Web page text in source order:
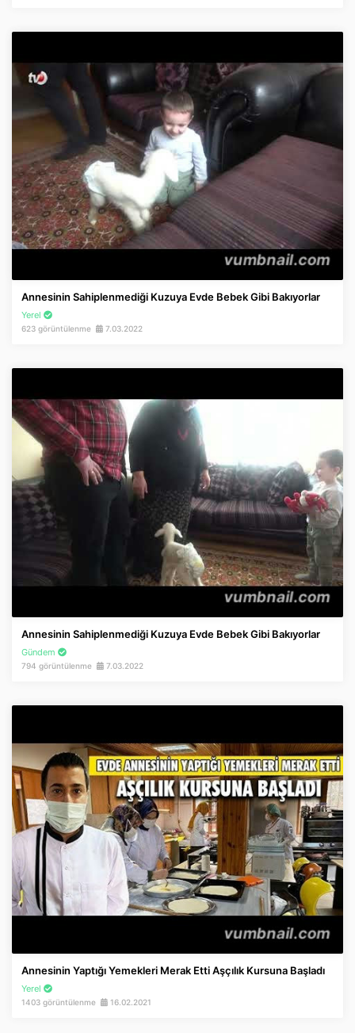
Annesinin Sahiplenmediği Kuzuya Evde Bebek Gibi Bakıyorlar
Yerel
623 görüntülenme 7.03.2022
Annesinin Sahiplenmediği Kuzuya Evde Bebek Gibi Bakıyorlar
Gündem
794 görüntülenme 7.03.2022
Annesinin Yaptığı Yemekleri Merak Etti Aşçılık Kursuna Başladı
Yerel
1403 görüntülenme 16.02.2021